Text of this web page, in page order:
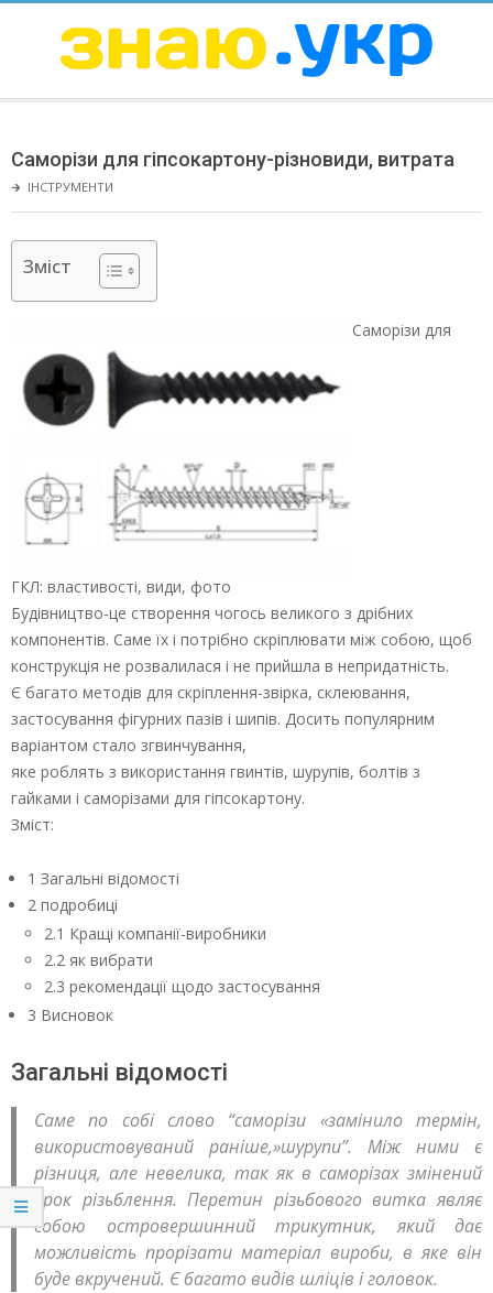
ЗНАЮ
Menu
Саморізи для гіпсокартону-різновиди, витрата
🡲 ІНСТРУМЕНТИ
Зміст
Саморізи для
ГКЛ: властивості, види, фото
Будівництво-це створення чогось великого з дрібних
компонентів. Саме їх і потрібно скріплювати між собою, щоб
конструкція не розвалилася і не прийшла в непридатність.
Є багато методів для скріплення-звірка, склеювання,
застосування фігурних пазів і шипів. Досить популярним
варіантом стало згвинчування,
яке роблять з використання гвинтів, шурупів, болтів з
гайками і саморізами для гіпсокартону.
Зміст:
1 Загальні відомості
2 подробиці
2.1 Кращі компанії-виробники
2.2 як вибрати
2.3 рекомендації щодо застосування
3 Висновок
Загальні відомості
Саме по собі слово “саморізи «замінило термін,
використовуваний раніше,»шурупи”. Між ними є
різниця, але невелика, так як в саморізах змінений
крок різьблення. Перетин різьбового витка являє
собою островершинний трикутник, який дає
можливість прорізати матеріал вироби, в яке він
буде вкручений. Є багато видів шліців і головок.